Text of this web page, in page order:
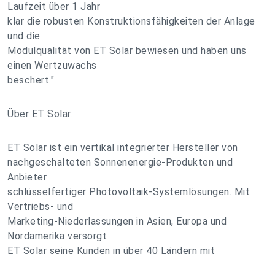
Laufzeit über 1 Jahr
klar die robusten Konstruktionsfähigkeiten der Anlage
und die
Modulqualität von ET Solar bewiesen und haben uns
einen Wertzuwachs
beschert."
Über ET Solar:
ET Solar ist ein vertikal integrierter Hersteller von
nachgeschalteten Sonnenenergie-Produkten und
Anbieter
schlüsselfertiger Photovoltaik-Systemlösungen. Mit
Vertriebs- und
Marketing-Niederlassungen in Asien, Europa und
Nordamerika versorgt
ET Solar seine Kunden in über 40 Ländern mit